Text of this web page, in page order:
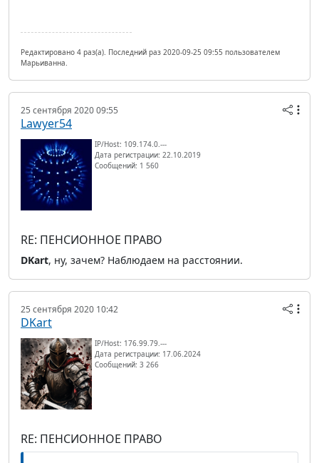
Редактировано 4 раз(а). Последний раз 2020-09-25 09:55 пользователем
Марьиванна.
25 сентября 2020 09:55
Lawyer54
IP/Host: 109.174.0.---
Дата регистрации: 22.10.2019
Сообщений: 1 560
RE: ПЕНСИОННОЕ ПРАВО
DKart, ну, зачем? Наблюдаем на расстоянии.
25 сентября 2020 10:42
DKart
IP/Host: 176.99.79.---
Дата регистрации: 17.06.2024
Сообщений: 3 266
RE: ПЕНСИОННОЕ ПРАВО